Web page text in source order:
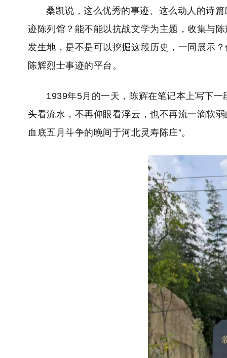
桑凯说，这么优秀的事迹、这么动人的诗
迹陈列馆？能不能以抗战文学为主题，收集与
发生地，是不是可以挖掘这段历史，一同展示
陈辉烈士事迹的平台。
1939年5月的一天，陈辉在笔记本上写下
头看流水，不再仰眼看浮云，也不再流一滴软
血底五月斗争的晚间于河北灵寿陈庄”。